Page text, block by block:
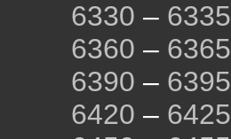
6330 – 6335
6360 – 6365
6390 – 6395
6420 – 6425